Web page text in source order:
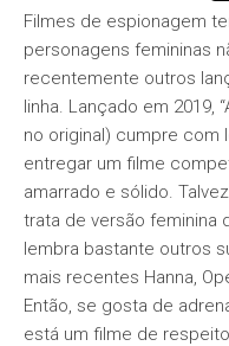
Filmes de espionagem
personagens femininas
recentemente outros
linha. Lançado em 2019,
no original) cumpre com
entregar um filme
amarrado e sólido.
trata de versão feminina
lembra bastante outros
mais recentes Hanna,
Então, se gosta de
está um filme de